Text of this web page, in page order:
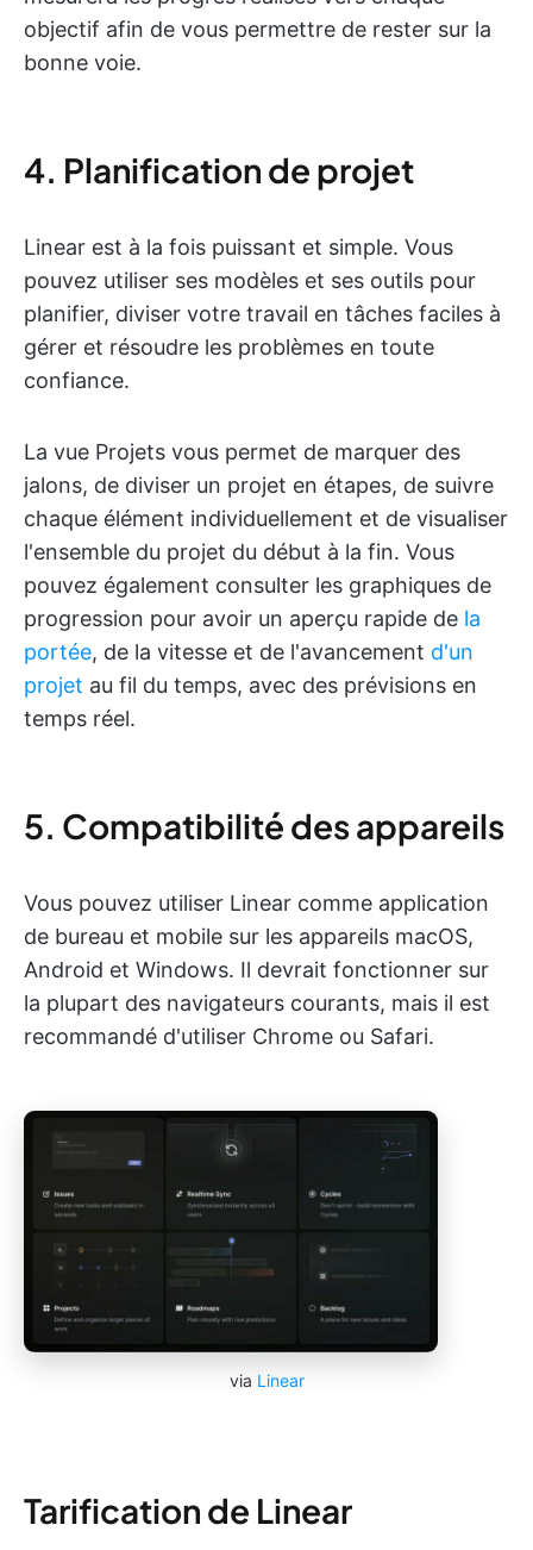
objectif afin de vous permettre de rester sur la
bonne voie.
4. Planification de projet
Linear est à la fois puissant et simple. Vous
pouvez utiliser ses modèles et ses outils pour
planifier, diviser votre travail en tâches faciles à
gérer et résoudre les problèmes en toute
confiance.
La vue Projets vous permet de marquer des
jalons, de diviser un projet en étapes, de suivre
chaque élément individuellement et de visualiser
l'ensemble du projet du début à la fin. Vous
pouvez également consulter les graphiques de
progression pour avoir un aperçu rapide de la
portée, de la vitesse et de l'avancement d'un
projet au fil du temps, avec des prévisions en
temps réel.
5. Compatibilité des appareils
Vous pouvez utiliser Linear comme application
de bureau et mobile sur les appareils macOS,
Android et Windows. Il devrait fonctionner sur
la plupart des navigateurs courants, mais il est
recommandé d'utiliser Chrome ou Safari.
via Linear
Tarification de Linear